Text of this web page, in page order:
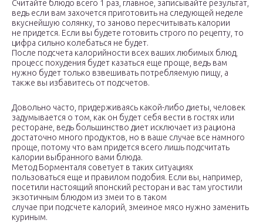
Считайте блюдо всего 1 раз, главное, записывайте результат,
ведь если вам захочется приготовить на следующей неделе
вкуснейшую солянку, то заново пересчитывать калории
не придется. Если вы будете готовить строго по рецепту, то
цифра сильно колебаться не будет.
После подсчета калорийности всех ваших любимых блюд,
процесс похудения будет казаться еще проще, ведь вам
нужно будет только взвешивать потребляемую пищу, а
также вы избавитесь от подсчетов.
Довольно часто, придерживаясь какой-либо диеты, человек
задумывается о том, как он будет себя вести в гостях или
ресторане, ведь большинство диет исключает из рациона
достаточно много продуктов, но в ваше случае все намного
проще, потому что вам придется всего лишь подсчитать
калории выбранного вами блюда.
Метод Борменталя советует в таких ситуациях
пользоваться еще и правилом подобия. Если вы, например,
посетили настоящий японский ресторан и вас там угостили
экзотичным блюдом из змеи то в таком
случае при подсчете калорий, змеиное мясо нужно заменить
куриным.